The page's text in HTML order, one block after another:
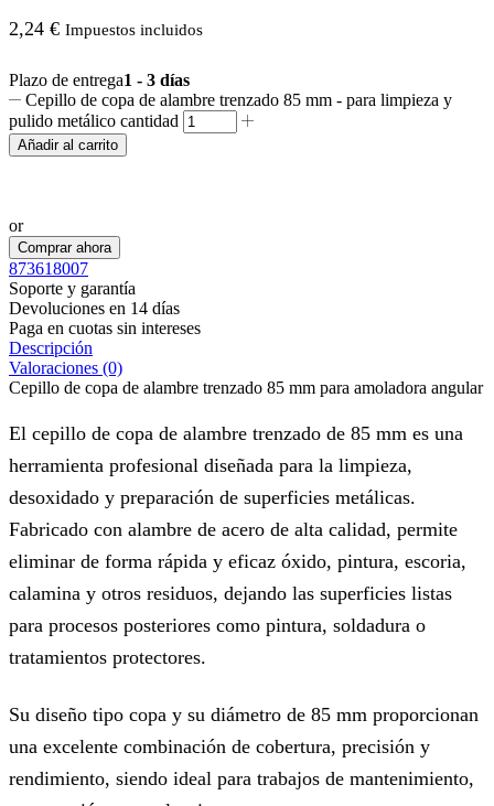
2,24 € Impuestos incluidos
Plazo de entrega1 - 3 días
Cepillo de copa de alambre trenzado 85 mm - para limpieza y
pulido metálico cantidad
Añadir al carrito
or
Comprar ahora
873618007
Soporte y garantía
Devoluciones en 14 días
Paga en cuotas sin intereses
Descripción
Valoraciones (0)
Cepillo de copa de alambre trenzado 85 mm para amoladora angular
El cepillo de copa de alambre trenzado de 85 mm es una
herramienta profesional diseñada para la limpieza,
desoxidado y preparación de superficies metálicas.
Fabricado con alambre de acero de alta calidad, permite
eliminar de forma rápida y eficaz óxido, pintura, escoria,
calamina y otros residuos, dejando las superficies listas
para procesos posteriores como pintura, soldadura o
tratamientos protectores.
Su diseño tipo copa y su diámetro de 85 mm proporcionan
una excelente combinación de cobertura, precisión y
rendimiento, siendo ideal para trabajos de mantenimiento,